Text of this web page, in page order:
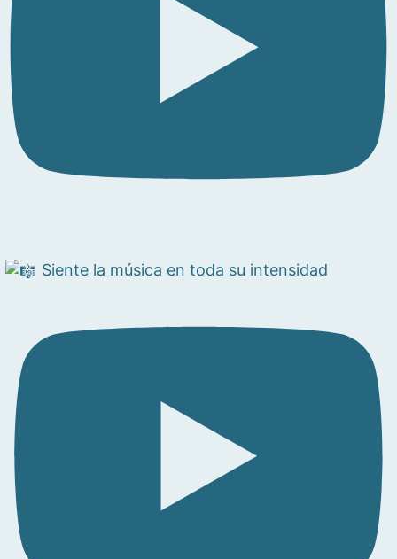
Siente la música en toda su intensidad